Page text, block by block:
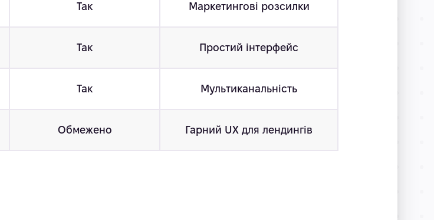
Так Маркетингові розсилки
Так Простий інтерфейс
Так Мультиканальність
Обмежено Гарний UX для лендингів